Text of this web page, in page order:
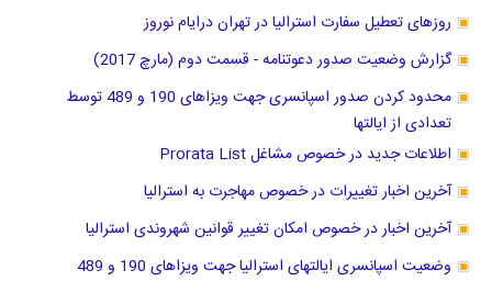
روزهای تعطیل سفارت استرالیا در تهران درایام نوروز
گزارش وضعیت صدور دعوتنامه - قسمت دوم (مارچ 2017)
محدود کردن صدور اسپانسری جهت ویزاهای 190 و 489 توسط
تعدادی از ایالتها
اطلاعات جدید در خصوص مشاغل Prorata List
آخرین اخبار تغییرات در خصوص مهاجرت به استرالیا
آخرین اخبار در خصوص امکان تغییر قوانین شهروندی استرالیا
وضعیت اسپانسری ایالتهای استرالیا جهت ویزاهای 190 و 489